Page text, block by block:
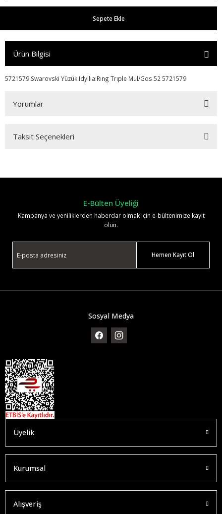
Sepete Ekle
Ürün Bilgisi
5721579 Swarovski Yüzük Idyllıa:Rıng Trıple Mul/Gos 52 5721579
Yorumlar
Taksit Seçenekleri
E-Bülten Üyeliği
Kampanya ve yeniliklerden haberdar olmak için e-bültenimize kayıt
olun.
Hemen Kayıt Ol
Sosyal Medya
Üyelik
Kurumsal
Alışveriş